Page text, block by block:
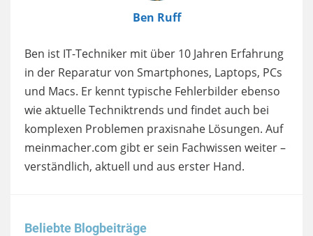
Ben Ruff
Ben ist IT-Techniker mit über 10 Jahren Erfahrung
in der Reparatur von Smartphones, Laptops, PCs
und Macs. Er kennt typische Fehlerbilder ebenso
wie aktuelle Techniktrends und findet auch bei
komplexen Problemen praxisnahe Lösungen. Auf
meinmacher.com gibt er sein Fachwissen weiter –
verständlich, aktuell und aus erster Hand.
Beliebte Blogbeiträge